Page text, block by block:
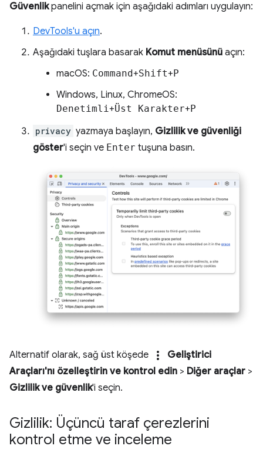
Güvenlikpanelini açmak için aşağıdaki adımları uygulayın:
DevTools'u açın.
Aşağıdaki tuşlara basarak Komut menüsünü açın:
macOS: Command+Shift+P
Windows, Linux, ChromeOS:
Denetimli+Üst Karakter+P
privacy yazmaya başlayın, Gizlilik ve güvenliği
göster'i seçin ve Enter tuşuna basın.
Alternatif olarak, sağ üst köşede more_vert
Geliştirici
Araçları'nı özelleştirin ve kontrol edin > Diğer araçlar >
Gizlilik ve güvenlik'i seçin.
Gizlilik: Üçüncü taraf çerezlerini
kontrol etme ve inceleme